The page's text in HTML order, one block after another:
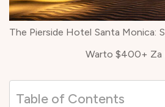
The Pierside Hotel Santa Monica:
Warto $400+ Za
Table of Contents